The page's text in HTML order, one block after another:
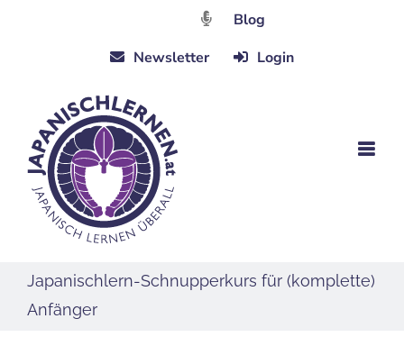
Blog
Newsletter
Login
Japanischlern-Schnupperkurs für (komplette)
Anfänger